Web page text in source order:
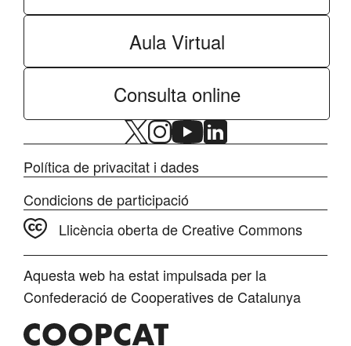
Aula Virtual
Consulta online
Política de privacitat i dades
Condicions de participació
Llicència oberta de Creative Commons
Aquesta web ha estat impulsada per la
Confederació de Cooperatives de Catalunya